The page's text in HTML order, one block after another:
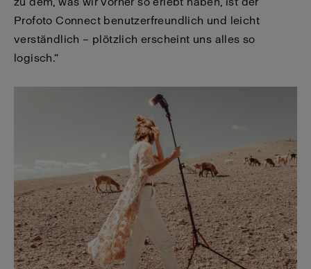
Profoto Connect benutzerfreundlich und leicht
verständlich – plötzlich erscheint uns alles so
logisch.“